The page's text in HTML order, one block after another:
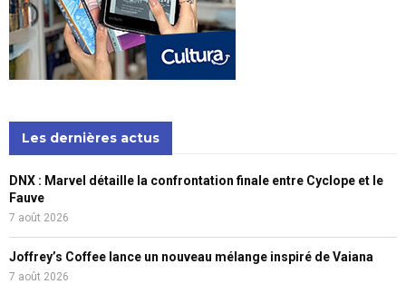
Les dernières actus
DNX : Marvel détaille la confrontation finale entre Cyclope et le
Fauve
7 août 2026
Joffrey’s Coffee lance un nouveau mélange inspiré de Vaiana
7 août 2026